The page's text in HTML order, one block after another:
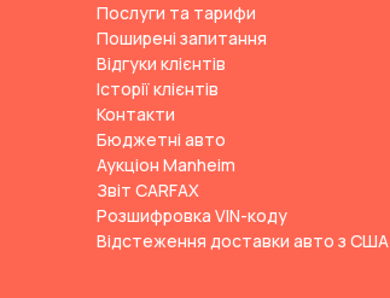
Chrysler
Citroen
Cizeta
Coggiola
Cord
Cupra
Dacia
Послуги та тарифи
Поширені запитання
Відгуки клієнтів
Історії клієнтів
Контакти
Бюджетні авто
Аукціон Manheim
Звіт CARFAX
Розшифровка VIN-коду
Відстеження доставки авто з США